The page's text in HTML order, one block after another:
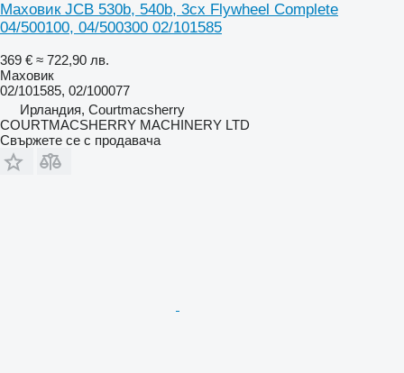
Маховик JCB 530b, 540b, 3cx Flywheel Complete
04/500100, 04/500300 02/101585
369 € ≈ 722,90 лв.
Маховик
02/101585, 02/100077
Ирландия, Courtmacsherry
COURTMACSHERRY MACHINERY LTD
Свържете се с продавача